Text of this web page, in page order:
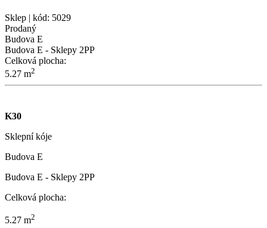
Sklep | kód: 5029
Prodaný
Budova E
Budova E - Sklepy 2PP
Celková plocha:
5.27 m2
K30
Sklepní kóje
Budova E
Budova E - Sklepy 2PP
Celková plocha:
5.27 m2